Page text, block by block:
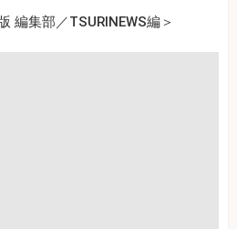
編集部／TSURINEWS編＞